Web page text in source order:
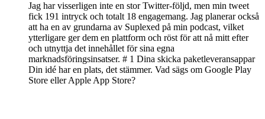
Jag har visserligen inte en stor Twitter-följd, men min tweet
fick 191 intryck och totalt 18 engagemang. Jag planerar också
att ha en av grundarna av Suplexed på min podcast, vilket
ytterligare ger dem en plattform och röst för att nå mitt efter
och utnyttja det innehållet för sina egna
marknadsföringsinsatser. # 1 Dina skicka paketleveransappar
Din idé har en plats, det stämmer. Vad sägs om Google Play
Store eller Apple App Store?